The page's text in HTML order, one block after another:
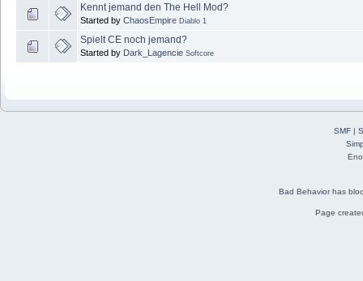
Kennt jemand den The Hell Mod?
Started by ChaosEmpire Diablo 1
Spielt CE noch jemand?
Started by Dark_Lagencie Softcore
SMF|
Bad Behaviorhas
Page